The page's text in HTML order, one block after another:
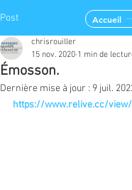
Post
Émosson.
chrisrouiller
15 nov. 2020 1 min de
Dernière mise à jour : 9 juil.
https://www.relive.cc/view/
Accueil